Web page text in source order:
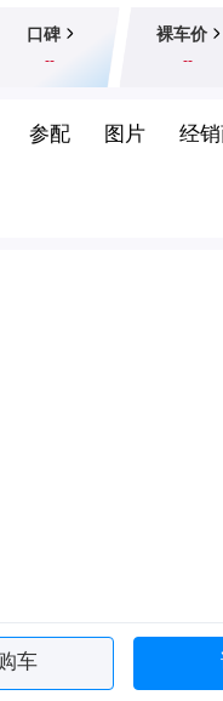
口碑
--
裸车价
--
参配 图片 经
车